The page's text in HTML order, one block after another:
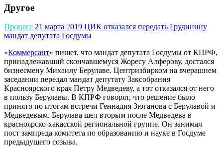
Другое
Процесс 21 марта 2019 ЦИК отказался передать Грудинину
мандат депутата Госдумы
«Коммерсант» пишет, что мандат депутата Госдумы от КПРФ,
принадлежавший скончавшемуся Жоресу Алферову, достался
бизнесмену Михаилу Берулаве. Центризбирком на вчерашнем
заседании передал мандат депутату Заксобрания
Красноярского края Петру Медведеву, а тот отказался от него
в пользу Берулавы. В КПРФ говорят, что решение было
принято по итогам встречи Геннадия Зюганова с Берулавой и
Медведевым. Берулава шел вторым после Медведева в
красноярско-хакасской региональной группе. Он занимал
пост зампреда комитета по образованию и науке в Госдуме
предыдущего созыва.